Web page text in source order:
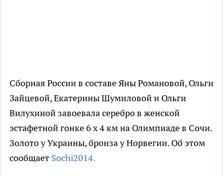
Сборная России в составе Яны Романовой, Ольги
Зайцевой, Екатерины Шумиловой и Ольги
Вилухиной завоевала серебро в женской
эстафетной гонке 6 х 4 км на Олимпиаде в Сочи.
Золото у Украины, бронза у Норвегии. Об этом
сообщает Sochi2014.